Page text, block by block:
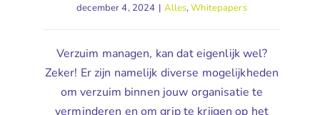
december 4, 2024 | Alles,Whitepapers
Verzuim managen, kan dat eigenlijk wel?
Zeker! Er zijn namelijk diverse mogelijkheden
om verzuim binnen jouw organisatie te
verminderen en om grip te krijgen op het